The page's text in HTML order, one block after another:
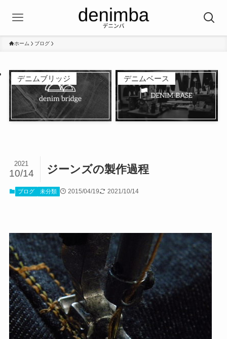
ホーム ブログ
デニムブリッジ デニムベース
ジーンズの製作過程
2021
10/14
ブログ 未分類 2015/04/19 2021/10/14